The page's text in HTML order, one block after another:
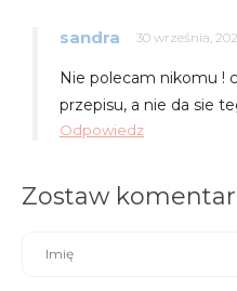
sandra 30 września,
Nie polecam nikomu !
przepisu, a nie da sie
Odpowiedz
Zostaw